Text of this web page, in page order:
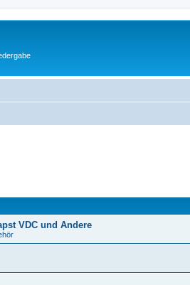
VDC und Andere